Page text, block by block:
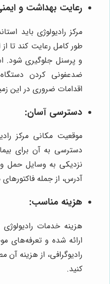
رعایت بهداشت و
مرکز رادیولوژی باید
طور کامل رعایت کند تا
و پرسنل جلوگیری شود.
ضدعفونی کردن
اقدامات ضروری در این
دسترسی آسان:
موقعیت مکانی مرکز
دسترسی به آن برای
نزدیکی به وسایل حمل
آدرس، از جمله
هزینه مناسب:
هزینه خدمات
ارائه شده و تعرفه‌های
رادیوگرافی، از هزینه آن
کنید.